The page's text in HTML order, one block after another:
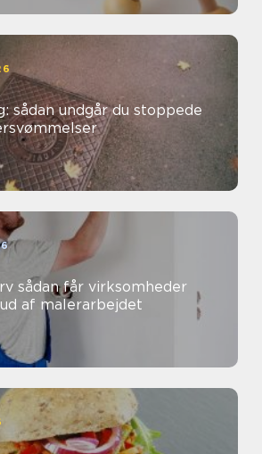
sådan undgår du stoppede
af malerarbejdet